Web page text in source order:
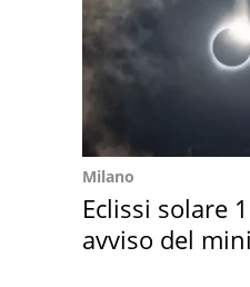
Milano
Eclissi solare
avviso del